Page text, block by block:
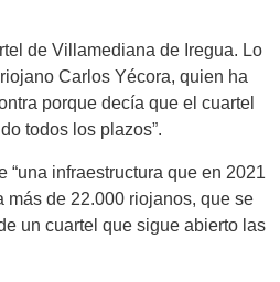
de Villamediana de Iregua. Lo
Carlos Yécora, quien ha
porque decía que el cuartel
todos los plazos”.
infraestructura que en 2021
más de 22.000 riojanos, que se
un cuartel que sigue abierto las